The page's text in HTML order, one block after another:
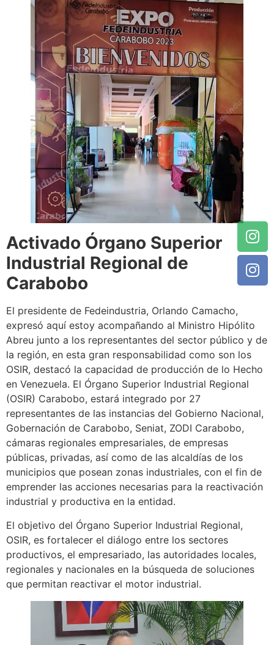
Activado Órgano Superior
Industrial Regional de
Carabobo
El presidente de Fedeindustria, Orlando Camacho,
expresó aquí estoy acompañando al Ministro Hipólito
Abreu junto a los representantes del sector público y de
la región, en esta gran responsabilidad como son los
OSIR, destacó la capacidad de producción de lo Hecho
en Venezuela. El Órgano Superior Industrial Regional
(OSIR) Carabobo, estará integrado por 27
representantes de las instancias del Gobierno Nacional,
Gobernación de Carabobo, Seniat, ZODI Carabobo,
cámaras regionales empresariales, de empresas
públicas, privadas, así como de las alcaldías de los
municipios que posean zonas industriales, con el fin de
emprender las acciones necesarias para la reactivación
industrial y productiva en la entidad.
El objetivo del Órgano Superior Industrial Regional,
OSIR, es fortalecer el diálogo entre los sectores
productivos, el empresariado, las autoridades locales,
regionales y nacionales en la búsqueda de soluciones
que permitan reactivar el motor industrial.